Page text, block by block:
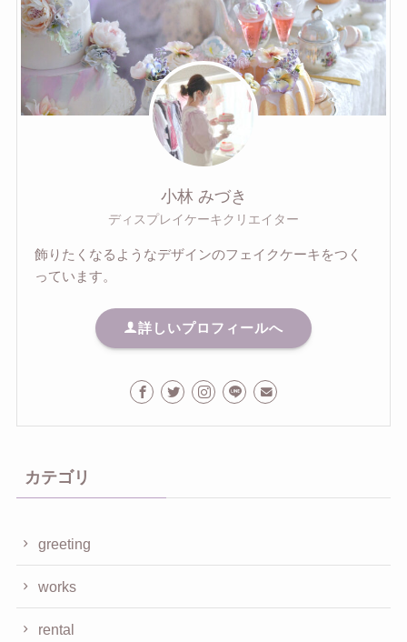
小林 みづき
ディスプレイケーキクリエイター
飾りたくなるようなデザインのフェイクケーキをつく
っています。
詳しいプロフィールへ
カテゴリ
greeting
works
rental